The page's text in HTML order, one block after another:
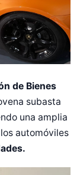
de Bienes
subasta
una amplia
automóviles